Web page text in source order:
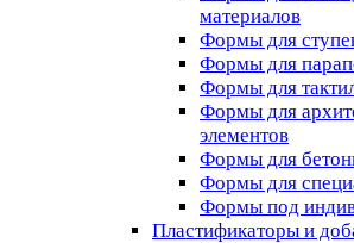
материалов
Формы для
Формы для
Формы для
Формы для
элементов
Формы для
Формы для
Формы под
Пластификаторы и